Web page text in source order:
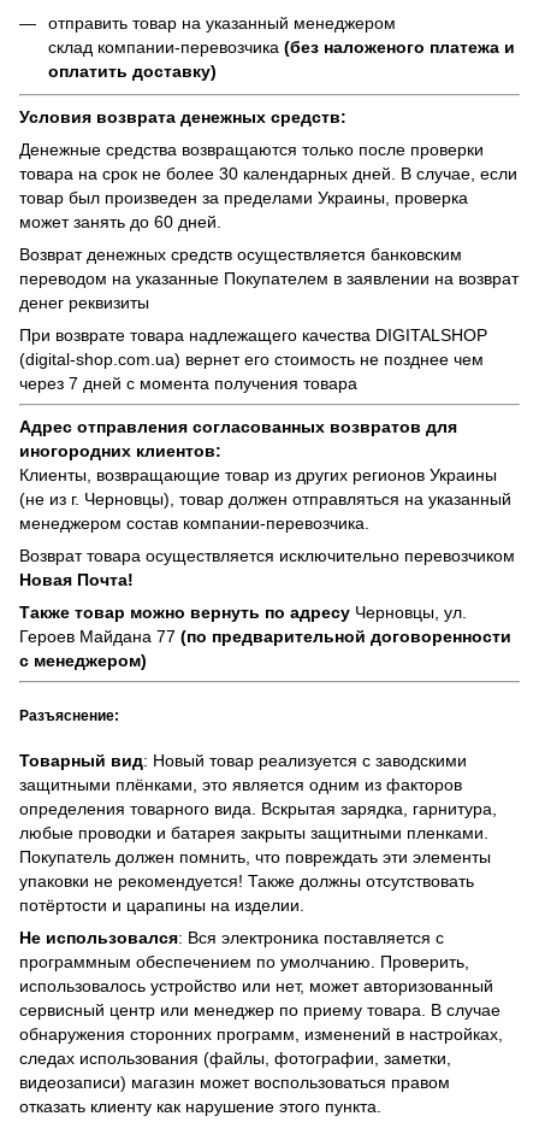
отправить товар на указанный менеджером
склад компании-перевозчика (без наложеного платежа и
оплатить доставку)
Условия возврата денежных средств:
Денежные средства возвращаются только после проверки
товара на срок не более 30 календарных дней. В случае, если
товар был произведен за пределами Украины, проверка
может занять до 60 дней.
Возврат денежных средств осуществляется банковским
переводом на указанные Покупателем в заявлении на возврат
денег реквизиты
При возврате товара надлежащего качества DIGITALSHOP
(digital-shop.com.ua) вернет его стоимость не позднее чем
через 7 дней с момента получения товара
Адрес отправления согласованных возвратов для
иногородних клиентов:
Клиенты, возвращающие товар из других регионов Украины
(не из г. Черновцы), товар должен отправляться на указанный
менеджером состав компании-перевозчика.
Возврат товара осуществляется исключительно перевозчиком
Новая Почта!
Также товар можно вернуть по адресу Черновцы, ул.
Героев Майдана 77 (по предварительной договоренности
с менеджером)
Разъяснение:
Товарный вид: Новый товар реализуется с заводскими
защитными плёнками, это является одним из факторов
определения товарного вида. Вскрытая зарядка, гарнитура,
любые проводки и батарея закрыты защитными пленками.
Покупатель должен помнить, что повреждать эти элементы
упаковки не рекомендуется! Также должны отсутствовать
потёртости и царапины на изделии.
Не использовался: Вся электроника поставляется с
программным обеспечением по умолчанию. Проверить,
использовалось устройство или нет, может авторизованный
сервисный центр или менеджер по приему товара. В случае
обнаружения сторонних программ, изменений в настройках,
следах использования (файлы, фотографии, заметки,
видеозаписи) магазин может воспользоваться правом
отказать клиенту как нарушение этого пункта.